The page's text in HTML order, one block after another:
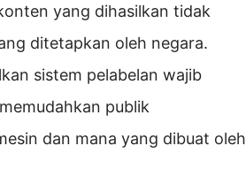
yang dihasilkan tidak
ditetapkan oleh negara.
sistem pelabelan wajib
publik
dan mana yang dibuat oleh